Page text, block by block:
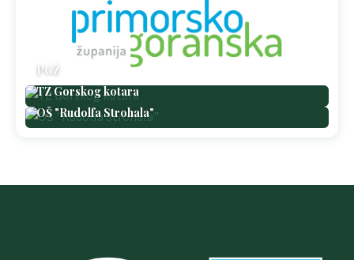
PGŽ
TZ Gorskog kotara
OŠ "Rudolfa Strohala"